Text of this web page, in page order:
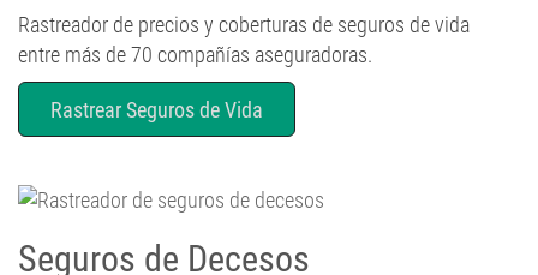
Rastreador de precios y coberturas de seguros de vida
entre más de 70 compañías aseguradoras.
Rastrear Seguros de Vida
Seguros de Decesos